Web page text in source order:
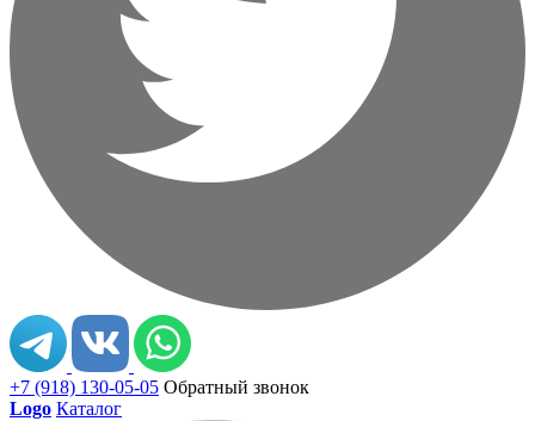
+7 (918) 130-05-05 Обратный звонок
Logo Каталог